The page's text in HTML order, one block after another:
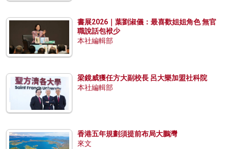
書展2026｜葉劉淑儀：最喜歡姐姐角色 無官
職說話包袱少
本社編輯部
梁鏡威獲任方大副校長 呂大樂加盟社科院
本社編輯部
香港五年規劃須提前布局大鵬灣
來文